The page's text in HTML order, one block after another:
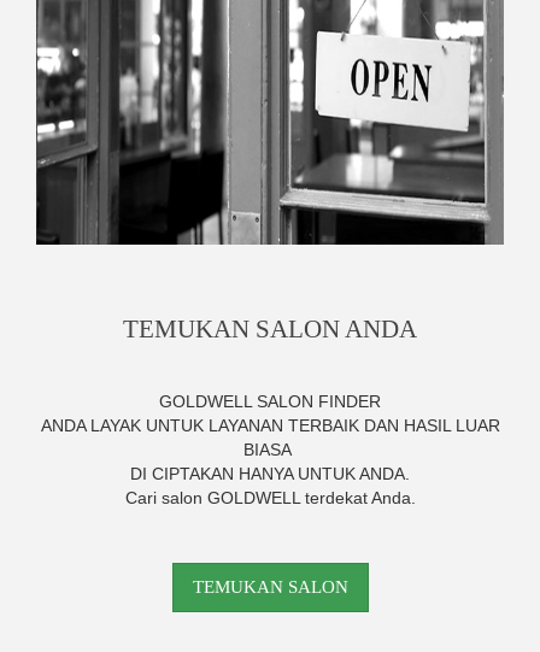
TEMUKAN SALON ANDA
GOLDWELL SALON FINDER
ANDA LAYAK UNTUK LAYANAN TERBAIK DAN HASIL LUAR
BIASA
DI CIPTAKAN HANYA UNTUK ANDA.
Cari salon GOLDWELL terdekat Anda.
TEMUKAN SALON